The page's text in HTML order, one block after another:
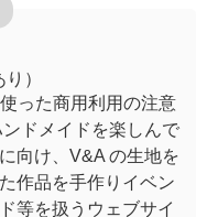
）
った商用利用の注意
ドメイドを楽しんで
向け、V&A の生地を
作品を手作りイベン
等を扱うウェブサイ